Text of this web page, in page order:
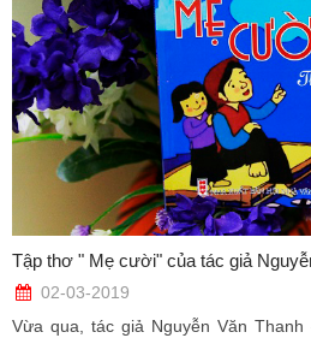
Tập thơ " Mẹ cười" của tác giả
02-03-2019
Vừa qua, tác giả Nguyễn Văn